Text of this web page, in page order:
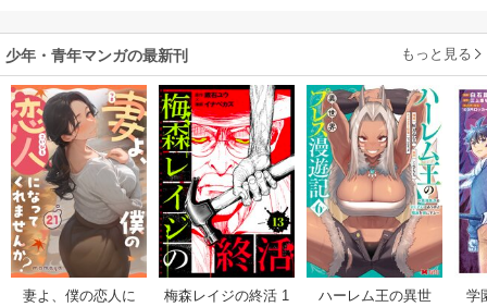
ミック） 1巻
（コミック） ： 1
少年・青年マンガの最新刊 もっと見る
妻よ、僕の恋人に
梅森レイジの終活 1
ハーレム王の異世
学